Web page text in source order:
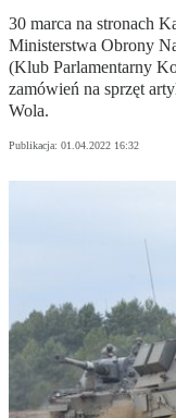
30 marca na stronach
Ministerstwa Obrony
(Klub Parlamentarny
zamówień na sprzęt
Wola.
Publikacja: 01.04.2022 16:32